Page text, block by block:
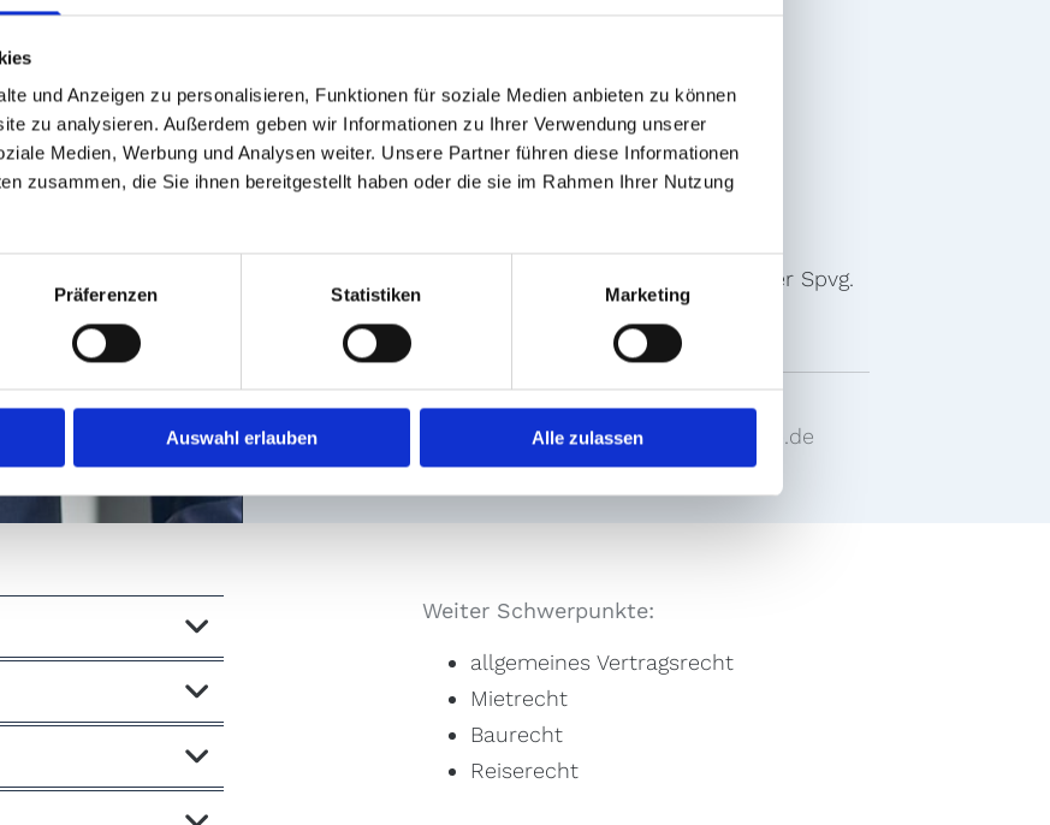
und Anzeigen zu personalisieren, Funktionen für soziale Medien anbieten zu können
zu analysieren. Außerdem geben wir Informationen zu Ihrer Verwendung unserer
Medien, Werbung und Analysen weiter. Unsere Partner führen diese Informationen
zusammen, die Sie ihnen bereitgestellt haben oder die sie im Rahmen Ihrer Nutzung
Präferenzen Statistiken Marketing
Auswahl erlauben Alle zulassen
Kanzleiinhabers
Verkehrsrecht
Seit Januar
2013
Fachanwalt für
Arbeitsrecht
verschiedenen Vereinen, Joggen,
leidenschaftlicher Fussballer bei der Spvg.
RA_Eggersmann@kanzlei-geimke.de
Weiter Schwerpunkte:
allgemeines Vertragsrecht
Mietrecht
Baurecht
Reiserecht